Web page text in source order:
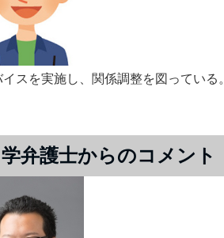
スを実施し、関係調整を図っている。
弁護士からのコメント